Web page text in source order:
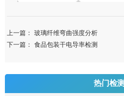
上一篇：玻璃纤维弯曲强度分析
下一篇：食品包装干电导率检测
热门检测